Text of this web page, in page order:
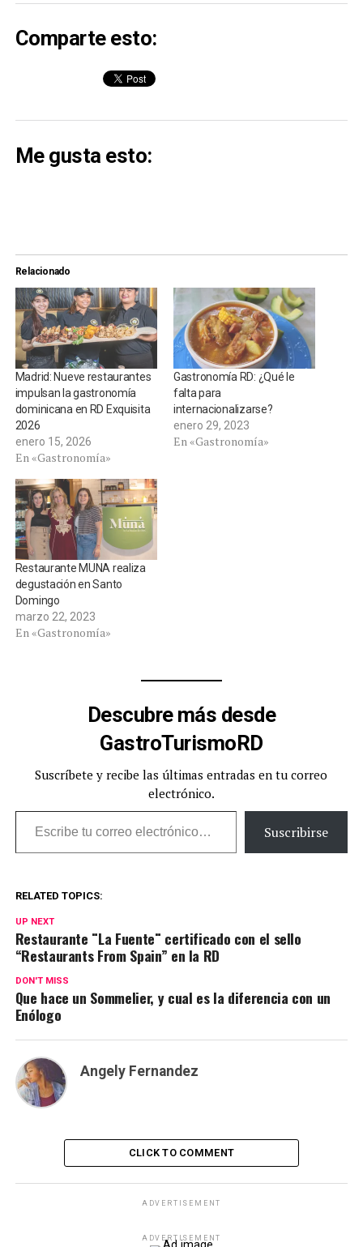
Comparte esto:
Me gusta esto:
Relacionado
Madrid: Nueve restaurantes
impulsan la gastronomía
dominicana en RD Exquisita
2026
enero 15, 2026
En «Gastronomía»
Gastronomía RD: ¿Qué le
falta para
internacionalizarse?
enero 29, 2023
En «Gastronomía»
Restaurante MUNA realiza
degustación en Santo
Domingo
marzo 22, 2023
En «Gastronomía»
Descubre más desde
GastroTurismoRD
Suscríbete y recibe las últimas entradas en tu correo
electrónico.
Escribe tu correo electrónico…
Suscribirse
RELATED TOPICS:
UP NEXT
Restaurante ¨La Fuente¨ certificado con el sello
“Restaurants From Spain” en la RD
DON'T MISS
Que hace un Sommelier, y cual es la diferencia con un
Enólogo
Angely Fernandez
CLICK TO COMMENT
ADVERTISEMENT
ADVERTISEMENT